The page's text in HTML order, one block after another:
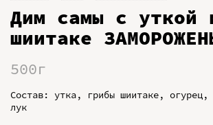
Дим самы с уткой
шиитаке
500г
Состав: утка, грибы шиитаке, огурец,
лук